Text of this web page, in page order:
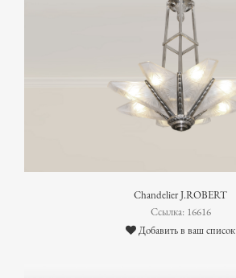
Chandelier J.ROBERT
Ссылка: 16616
Добавить в ваш список